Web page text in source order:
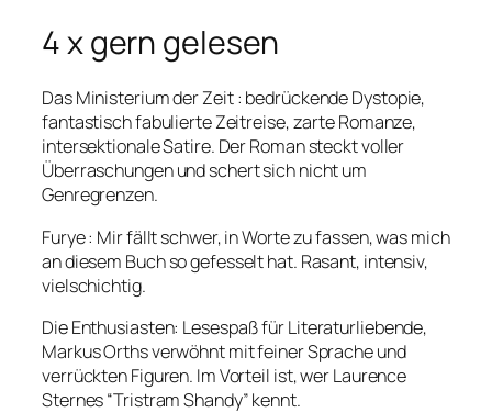
4 x gern gelesen
Das Ministerium der Zeit: bedrückende Dystopie,
fantastisch fabulierte Zeitreise, zarte Romanze,
intersektionale Satire. Der Roman steckt voller
Überraschungen und schert sich nicht um
Genregrenzen.
Furye: Mir fällt schwer, in Worte zu fassen, was mich
an diesem Buch so gefesselt hat. Rasant, intensiv,
vielschichtig.
Die Enthusiasten: Lesespaß für Literaturliebende,
Markus Orths verwöhnt mit feiner Sprache und
verrückten Figuren. Im Vorteil ist, wer Laurence
Sternes “Tristram Shandy” kennt.